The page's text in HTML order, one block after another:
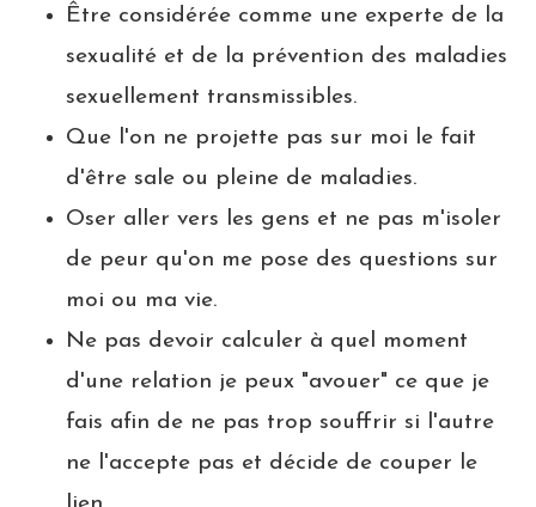
Être considérée comme une experte de la
sexualité et de la prévention des maladies
sexuellement transmissibles.
Que l'on ne projette pas sur moi le fait
d'être sale ou pleine de maladies.
Oser aller vers les gens et ne pas m'isoler
de peur qu'on me pose des questions sur
moi ou ma vie.
Ne pas devoir calculer à quel moment
d'une relation je peux "avouer" ce que je
fais afin de ne pas trop souffrir si l'autre
ne l'accepte pas et décide de couper le